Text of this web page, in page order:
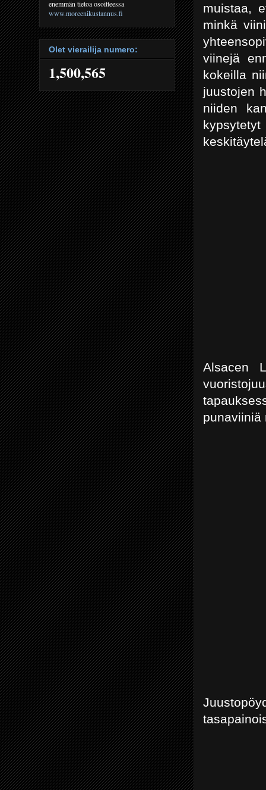
muistaa,
minkä
viinejä
kokeilla
juustojen
niiden
Alsacen
punaviiniä
enemmän tietoa osoitteessa
www.moreenikustannus.fi
Olet vierailija numero:
1,500,565